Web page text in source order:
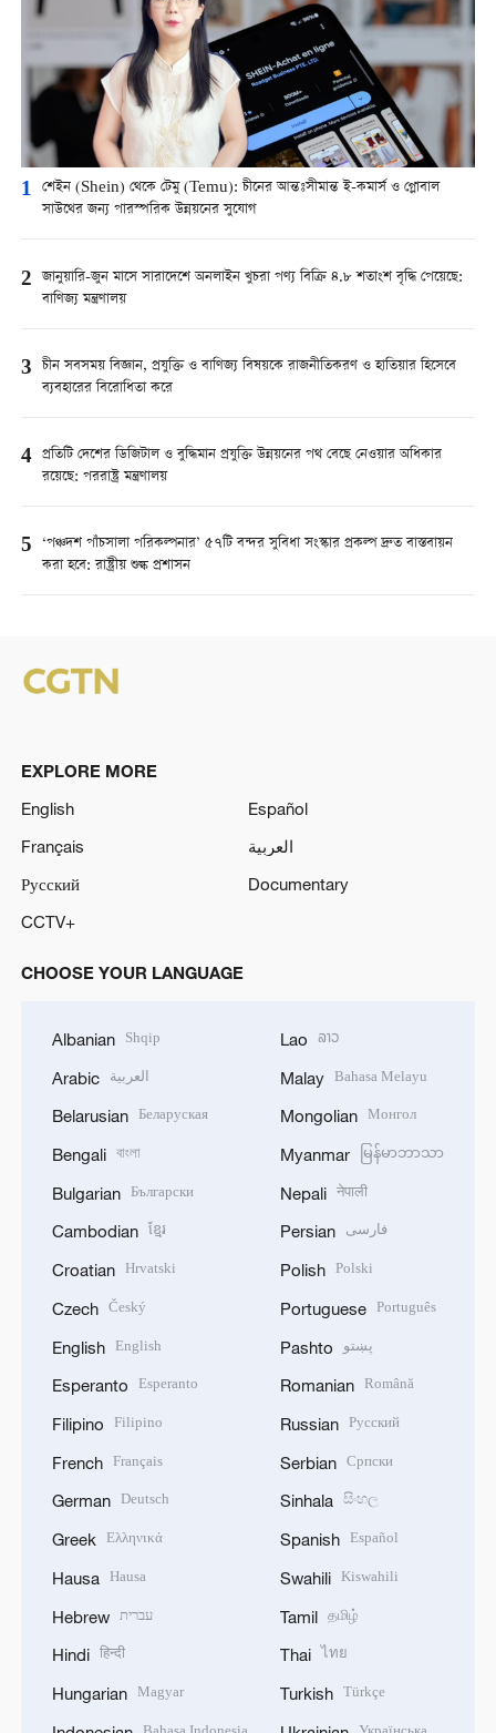
1 শেইন (Shein) থেকে টেমু (Temu): চীনের আন্তঃসীমান্ত ই-কমার্স ও গ্লোবাল
সাউথের জন্য পারস্পরিক উন্নয়নের সুযোগ
2 জানুয়ারি-জুন মাসে সারাদেশে অনলাইন খুচরা পণ্য বিক্রি ৪.৮ শতাংশ বৃদ্ধি পেয়েছে:
বাণিজ্য মন্ত্রণালয়
3 চীন সবসময় বিজ্ঞান, প্রযুক্তি ও বাণিজ্য বিষয়কে রাজনীতিকরণ ও হাতিয়ার হিসেবে
ব্যবহারের বিরোধিতা করে
4 প্রতিটি দেশের ডিজিটাল ও বুদ্ধিমান প্রযুক্তি উন্নয়নের পথ বেছে নেওয়ার অধিকার
রয়েছে: পররাষ্ট্র মন্ত্রণালয়
5 ‘পঞ্চদশ পাঁচসালা পরিকল্পনার’ ৫৭টি বন্দর সুবিধা সংস্কার প্রকল্প দ্রুত বাস্তবায়ন
করা হবে: রাষ্ট্রীয় শুল্ক প্রশাসন
EXPLORE MORE
English
Español
Français
العربية
Русский
Documentary
CCTV+
CHOOSE YOUR LANGUAGE
Albanian Shqip
Arabic العربية
Belarusian Беларуская
Bengali বাংলা
Bulgarian Български
Cambodian ខ្មែរ
Croatian Hrvatski
Czech Český
English English
Esperanto Esperanto
Filipino Filipino
French Français
German Deutsch
Greek Ελληνικά
Hausa Hausa
Hebrew עברית
Hindi हिन्दी
Hungarian Magyar
Lao ລາວ
Malay Bahasa Melayu
Mongolian Монгол
Myanmar မြန်မာဘာသာ
Nepali नेपाली
Persian فارسی
Polish Polski
Portuguese Português
Pashto پښتو
Romanian Română
Russian Русский
Serbian Српски
Sinhala සිංහල
Spanish Español
Swahili Kiswahili
Tamil தமிழ்
Thai ไทย
Turkish Türkçe